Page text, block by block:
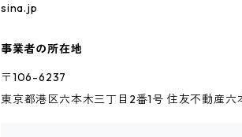
sina.jp
事業者の所在地
〒106-6237
東京都港区六本木三丁目2番1号 住友不動産